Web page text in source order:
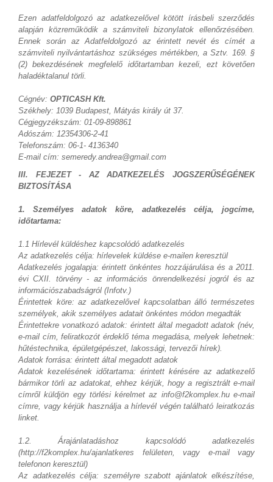
Ezen adatfeldolgozó az adatkezelővel kötött írásbeli szerződés
alapján közreműködik a számviteli bizonylatok ellenőrzésében.
Ennek során az Adatfeldolgozó az érintett nevét és címét a
számviteli nyilvántartáshoz szükséges mértékben, a Sztv. 169. §
(2) bekezdésének megfelelő időtartamban kezeli, ezt követően
haladéktalanul törli.
Cégnév: OPTICASH Kft.
Székhely: 1039 Budapest, Mátyás király út 37.
Cégjegyzékszám: 01-09-898861
Adószám: 12354306-2-41
Telefonszám: 06-1- 4136340
E-mail cím: semeredy.andrea@gmail.com
III. FEJEZET - AZ ADATKEZELÉS JOGSZERŰSÉGÉNEK
BIZTOSÍTÁSA
1. Személyes adatok köre, adatkezelés célja, jogcíme,
időtartama:
1.1 Hírlevél küldéshez kapcsolódó adatkezelés
Az adatkezelés célja: hírlevelek küldése e-mailen keresztül
Adatkezelés jogalapja: érintett önkéntes hozzájárulása és a 2011.
évi CXII. törvény - az információs önrendelkezési jogról és az
információszabadságról (Infotv.)
Érintettek köre: az adatkezelővel kapcsolatban álló természetes
személyek, akik személyes adatait önkéntes módon megadták
Érintettekre vonatkozó adatok: érintett által megadott adatok (név,
e-mail cím, feliratkozót érdeklő téma megadása, melyek lehetnek:
hűtéstechnika, épületgépészet, lakossági, tervezői hírek).
Adatok forrása: érintett által megadott adatok
Adatok kezelésének időtartama: érintett kérésére az adatkezelő
bármikor törli az adatokat, ehhez kérjük, hogy a regisztrált e-mail
címről küldjön egy törlési kérelmet az info@f2komplex.hu e-mail
címre, vagy kérjük használja a hírlevél végén található leiratkozás
linket.
1.2. Árajánlatadáshoz kapcsolódó adatkezelés
(http://f2komplex.hu/ajanlatkeres felületen, vagy e-mail vagy
telefonon keresztül)
Az adatkezelés célja: személyre szabott ajánlatok elkészítése,